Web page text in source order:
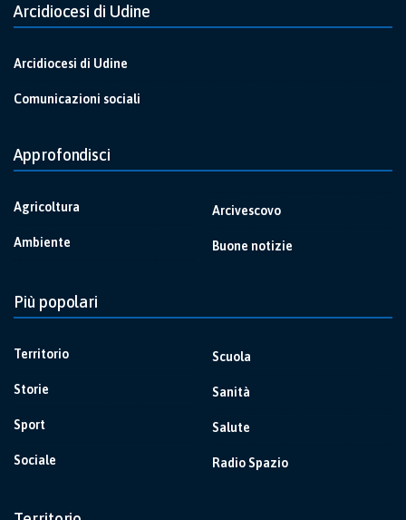
Arcidiocesi di Udine
Arcidiocesi di Udine
Comunicazioni sociali
Approfondisci
Agricoltura
Ambiente
Arcivescovo
Buone notizie
Più popolari
Territorio
Storie
Sport
Sociale
Scuola
Sanità
Salute
Radio Spazio